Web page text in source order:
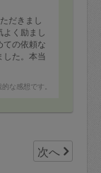
だきまし
く励まし
ての依頼な
た。本当
な感想です。
次へ